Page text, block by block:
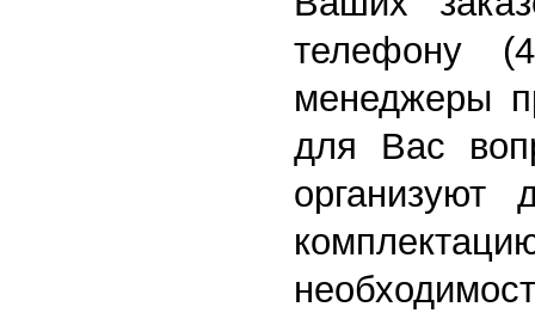
телефону
менеджеры
для Вас
организуют